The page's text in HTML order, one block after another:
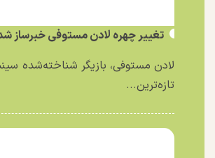
تغییر چهره لادن مستوفی خبرساز
لادن مستوفی، بازیگر شناخته‌شده
تازه‌ترین...